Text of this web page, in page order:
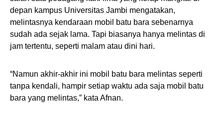
depan kampus Universitas Jambi mengatakan,
melintasnya kendaraan mobil batu bara sebenarnya
sudah ada sejak lama. Tapi biasanya hanya melintas di
jam tertentu, seperti malam atau dini hari.
“Namun akhir-akhir ini mobil batu bara melintas seperti
tanpa kendali, hampir setiap waktu ada saja mobil batu
bara yang melintas,” kata Afnan.